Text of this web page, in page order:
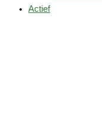
Actief